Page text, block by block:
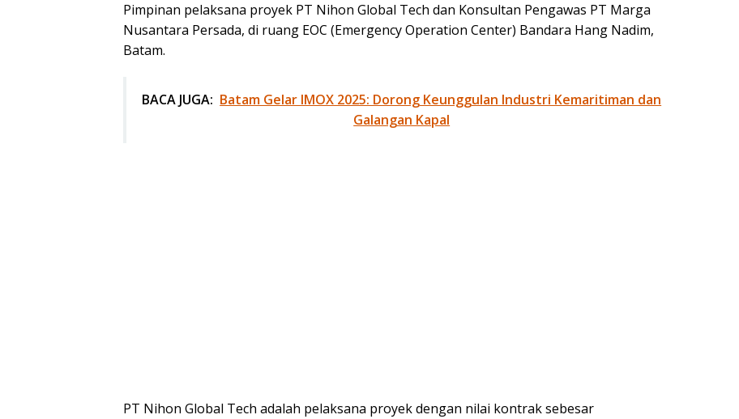
Pimpinan pelaksana proyek PT Nihon Global Tech dan Konsultan Pengawas PT Marga
Nusantara Persada, di ruang EOC (Emergency Operation Center) Bandara Hang Nadim,
Batam.
BACA JUGA: Batam Gelar IMOX 2025: Dorong Keunggulan Industri Kemaritiman dan
Galangan Kapal
PT Nihon Global Tech adalah pelaksana proyek dengan nilai kontrak sebesar